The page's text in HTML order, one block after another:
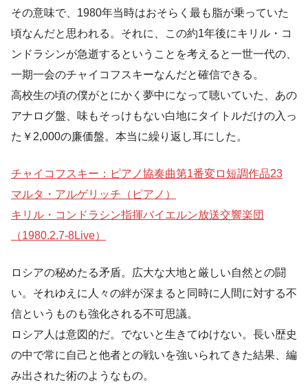
その意味で、1980年当時はおそらく最も脂が乗っていた
頃なんだと思われる。それに、この約1年後にキリル・コ
ンドラシンが急逝するということを考えると一世一代の、
一期一会のチャイコフスキーなんだと確信できる。
高校生の頃の僕がとにかく夢中になって聴いていた、あの
アナログ盤、味もそっけもない白地にタイトルだけの入っ
た￥2,000の廉価盤。本当に繰り返し耳にした。
チャイコフスキー：ピアノ協奏曲第1番変ロ短調作品23
マルタ・アルゲリッチ（ピアノ）
キリル・コンドラシン指揮バイエルン放送交響楽団
（1980.2.7-8Live）
ロシアの秘めたる矛盾。広大な大地と厳しい自然との闘
い。それゆえに人々の絆が深まると同時に人間に対する不
信というものも強化される不可思議。
ロシア人は意図的だ。でないと生きてゆけない。長い歴史
の中で常に自己と他者との戦いを強いられてきた結果、編
み出された術のようなもの。